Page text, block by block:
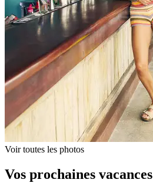
Voir toutes les photos
Vos prochaines vacances